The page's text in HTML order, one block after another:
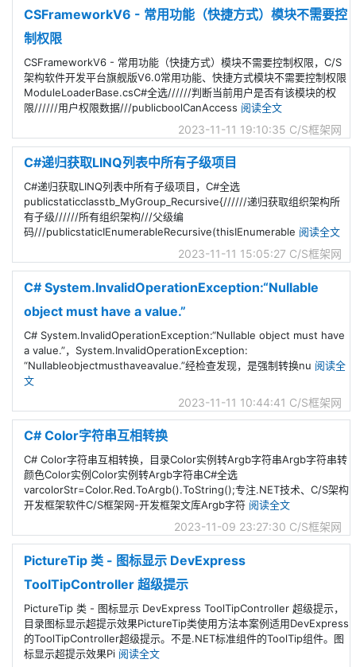
CSFrameworkV6 - 常用功能（快捷方式）模块不需要控
制权限
CSFrameworkV6 - 常用功能（快捷方式）模块不需要控制权限，C/S
架构软件开发平台旗舰版V6.0常用功能、快捷方式模块不需要控制权限
ModuleLoaderBase.csC#全选//////判断当前用户是否有该模块的权
限//////用户权限数据///publicboolCanAccess 阅读全文
2023-11-11 19:10:35 C/S框架网
C#递归获取LINQ列表中所有子级项目
C#递归获取LINQ列表中所有子级项目，C#全选
publicstaticclasstb_MyGroup_Recursive{//////递归获取组织架构所
有子级//////所有组织架构///父级编
码///publicstaticIEnumerableRecursive(thisIEnumerable 阅读全文
2023-11-11 15:05:27 C/S框架网
C# System.InvalidOperationException:“Nullable
object must have a value.”
C# System.InvalidOperationException:“Nullable object must have
a value.”，System.InvalidOperationException:
“Nullableobjectmusthaveavalue.”经检查发现，是强制转换nu 阅读全
文
2023-11-11 10:44:41 C/S框架网
C# Color字符串互相转换
C# Color字符串互相转换，目录Color实例转Argb字符串Argb字符串转
颜色Color实例Color实例转Argb字符串C#全选
varcolorStr=Color.Red.ToArgb().ToString();专注.NET技术、C/S架构
开发框架软件C/S框架网-开发框架文库Argb字符 阅读全文
2023-11-09 23:27:30 C/S框架网
PictureTip 类 - 图标显示 DevExpress
ToolTipController 超级提示
PictureTip 类 - 图标显示 DevExpress ToolTipController 超级提示，
目录图标显示超提示效果PictureTip类使用方法本案例适用DevExpress
的ToolTipController超级提示。不是.NET标准组件的ToolTip组件。图
标显示超提示效果Pi 阅读全文